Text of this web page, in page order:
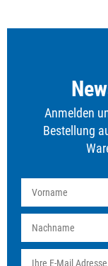
Anmelden
Bestellung